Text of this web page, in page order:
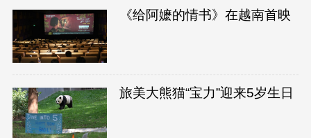
《给阿嬷的情书》在越南首映
旅美大熊猫“宝力”迎来5岁生日